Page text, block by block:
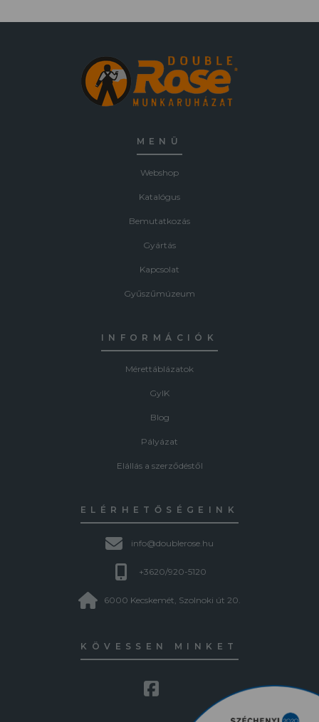
MENÜ
Webshop
Katalógus
Bemutatkozás
Gyártás
Kapcsolat
Gyűszűmúzeum
INFORMÁCIÓK
Mérettáblázatok
GyIK
Blog
Pályázat
Elállás a szerződéstől
ELÉRHETŐSÉGEINK
info@doublerose.hu
+3620/920-5120
6000 Kecskemét, Szolnoki út 20.
KÖVESSEN MINKET